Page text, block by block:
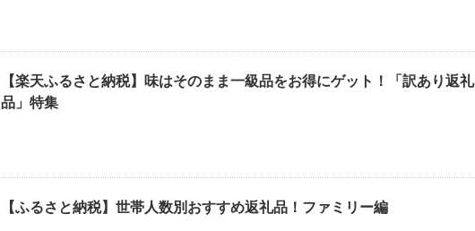
【楽天ふるさと納税】味はそのまま一級品をお得にゲット！「訳あり返礼
品」特集
【ふるさと納税】世帯人数別おすすめ返礼品！ファミリー編